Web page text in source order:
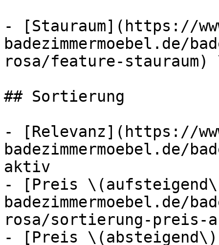
- [Stauraum](https://
badezimmermoebel.de/
rosa/feature-
## Sortierung
- [Relevanz](https://
badezimmermoebel.de/
aktiv
- [Preis
badezimmermoebel.de/
rosa/sortierung-preis-
- [Preis